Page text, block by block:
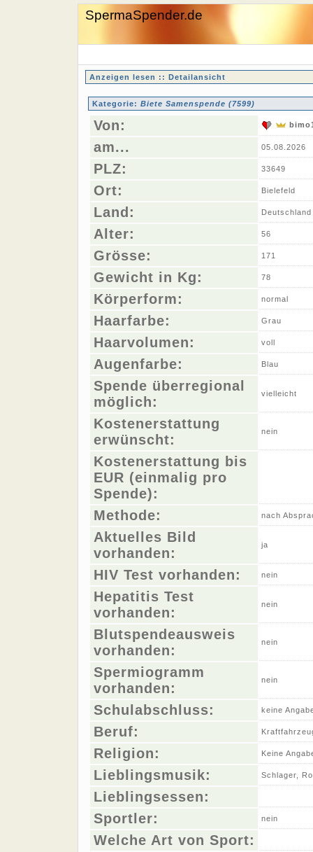
SpermaSpender.de
Anzeigen lesen :: Detailansicht
Kategorie: Biete Samenspende (7599)
Von:
am... 05.08.2026
PLZ: 33649
Ort: Bielefeld
Land: Deutschland
Alter: 56
Grösse: 171
Gewicht in Kg: 78
Körperform: normal
Haarfarbe: Grau
Haarvolumen: voll
Augenfarbe: Blau
Spende überregional
möglich:
vielleicht
Kostenerstattung
erwünscht:
nein
Kostenerstattung bis
EUR (einmalig pro
Spende):
Methode:
nach
Aktuelles Bild
vorhanden:
ja
HIV Test vorhanden: nein
Hepatitis Test
vorhanden:
nein
Blutspendeausweis
vorhanden:
nein
Spermiogramm
vorhanden:
nein
Schulabschluss: keine
Beruf:
Religion: Keine
Lieblingsmusik: Schlager,
Lieblingsessen:
Sportler:
nein
Welche Art von Sport: